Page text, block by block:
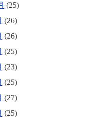
(25)
(26)
(26)
(25)
(23)
(25)
(27)
(25)